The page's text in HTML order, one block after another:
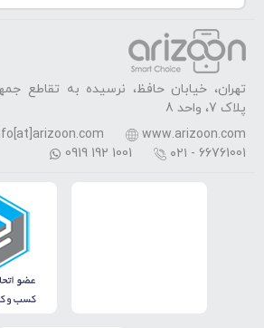
تهران، خیابان حافظ، نرسیده به تقاطع
پلاک 7، واحد 8
www.arizoon.com
۰۲۱ - 66761001
0919 192 1001